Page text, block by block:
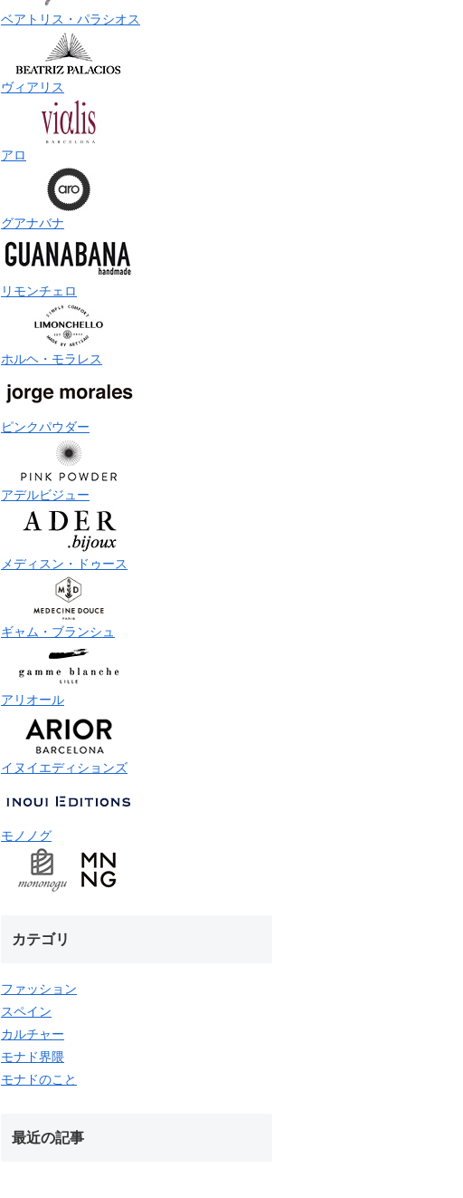
ベアトリス・パラシオス
ヴィアリス
アロ
グアナバナ
リモンチェロ
ホルヘ・モラレス
ピンクパウダー
アデルビジュー
メディスン・ドゥース
ギャム・ブランシュ
アリオール
イヌイエディションズ
モノノグ
カテゴリ
ファッション
スペイン
カルチャー
モナド界隈
モナドのこと
最近の記事